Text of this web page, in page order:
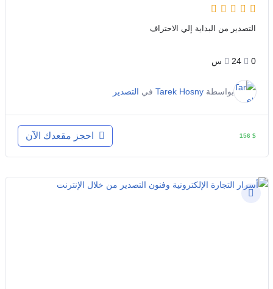
التصدير من البداية إلي الاحتراف
0 24س
بواسطةTarek Hosny في التصدير
156 $ احجز مقعدك الآن